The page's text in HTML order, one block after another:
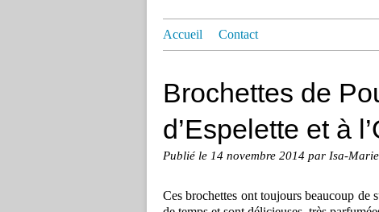
Accueil Contact
Brochettes de
d’Espelette et à
Publié le 14 novembre 2014 par Isa-Marie
Ces brochettes ont toujours beaucoup